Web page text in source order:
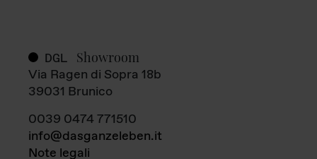
DGL Showroom
Via Ragen di Sopra 18b
39031 Brunico
0039 0474 771510
info@dasganzeleben.it
Note legali